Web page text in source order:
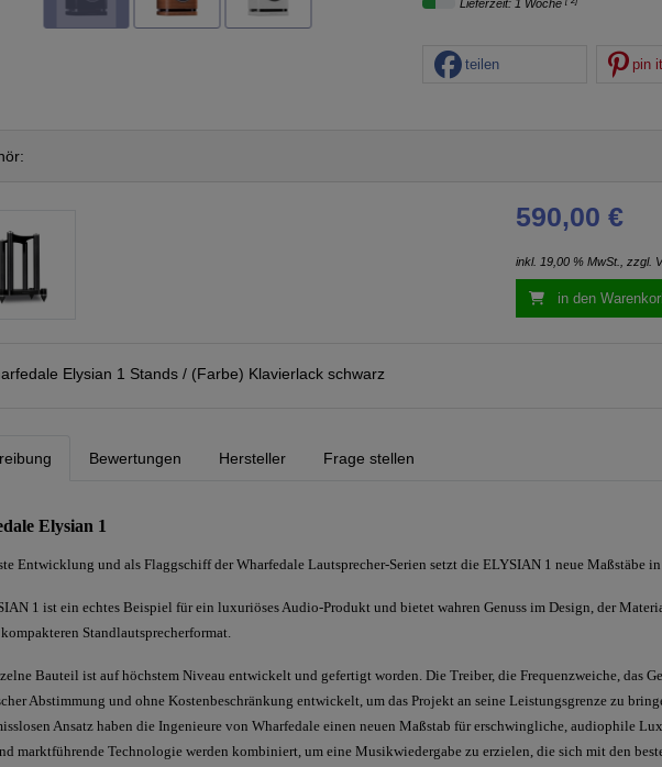
Lieferzeit: 1 Woche
teilen pin it
590,00 €
inkl. 19,00 % MwSt., zzgl.
in den
Elysian 1 Stands / (Farbe) Klavierlack schwarz
Bewertungen Hersteller Frage stellen
Elysian 1
Entwicklung und als Flaggschiff der Wharfedale Lautsprecher-Serien setzt die ELYSIAN 1 neue Maßstäbe
1 ist ein echtes Beispiel für ein luxuriöses Audio-Produkt und bietet wahren Genuss im Design, der
Standlautsprecherformat.
Bauteil ist auf höchstem Niveau entwickelt und gefertigt worden. Die Treiber, die Frequenzweiche, das
Abstimmung und ohne Kostenbeschränkung entwickelt, um das Projekt an seine Leistungsgrenze zu
Ansatz haben die Ingenieure von Wharfedale einen neuen Maßstab für erschwingliche, audiophile
marktführende Technologie werden kombiniert, um eine Musikwiedergabe zu erzielen, die sich mit den